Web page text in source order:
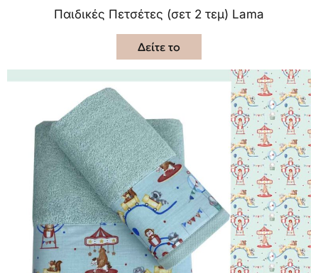
Παιδικές Πετσέτες (σετ 2 τεμ) Lama
Δείτε το